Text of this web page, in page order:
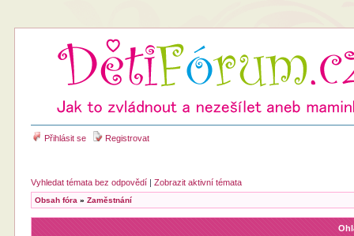
Přihlásit se Registrovat
Vyhledat témata bez odpovědí |Zobrazit aktivní témata
Obsah fóra »Zaměstnání